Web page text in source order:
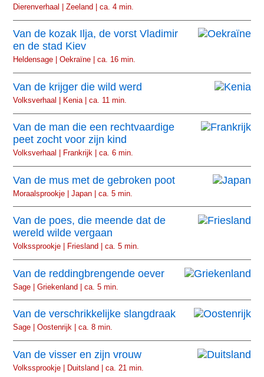
Dierenverhaal | Zeeland | ca. 4 min.
Van de kozak Ilja, de vorst Vladimir
en de stad Kiev
Heldensage | Oekraïne | ca. 16 min.
Van de krijger die wild werd
Volksverhaal | Kenia | ca. 11 min.
Van de man die een rechtvaardige
peet zocht voor zijn kind
Volksverhaal | Frankrijk | ca. 6 min.
Van de mus met de gebroken poot
Moraalsprookje | Japan | ca. 5 min.
Van de poes, die meende dat de
wereld wilde vergaan
Volkssprookje | Friesland | ca. 5 min.
Van de reddingbrengende oever
Sage | Griekenland | ca. 5 min.
Van de verschrikkelijke slangdraak
Sage | Oostenrijk | ca. 8 min.
Van de visser en zijn vrouw
Volkssprookje | Duitsland | ca. 21 min.